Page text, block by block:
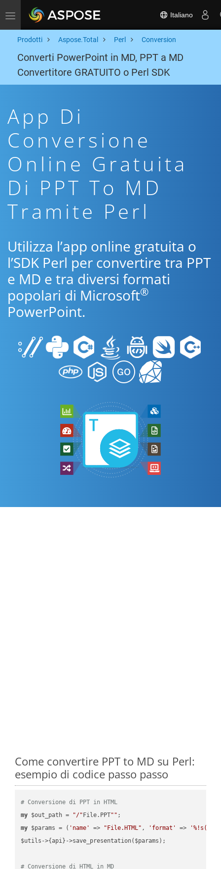
Toggle navigation Italiano
Prodotti Aspose.Total Perl Conversion
Converti PowerPoint in MD, PPT a MD
Convertitore GRATUITO o Perl SDK
App Di
Conversione
Online Gratuita
Di PPT To MD
Tramite Perl
Utilizza l’app online gratuita o
l’SDK Perl per convertire tra PPT
e MD e tra diversi formati
popolari di Microsoft®
PowerPoint.
Come convertire PPT to MD su Perl:
esempio di codice passo passo
# Conversione di PPT in HTML
my $out_path = "/" File.PPT""
my $params = ( 'name' => "File.HTML" , 'format' =>
$utils->{api}->save_presentation($params);
# Conversione di HTML in MD